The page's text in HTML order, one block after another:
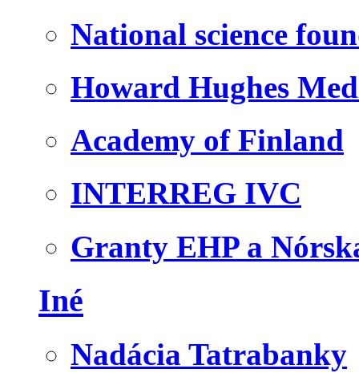
National science
Howard Hughes
Academy of Finland
INTERREG IVC
Granty EHP a
Iné
Nadácia Tatrabanky